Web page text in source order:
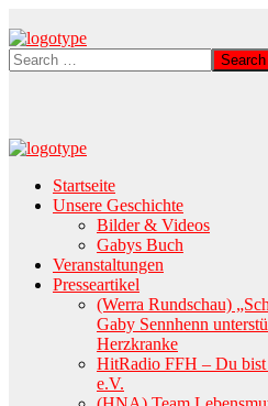
Startseite
Unsere Geschichte
Bilder & Videos
Gabys Buch
Veranstaltungen
Presseartikel
(Werra Rundschau)
Gaby Sennhenn
Herzkranke
HitRadio FFH – Du bist
e.V.